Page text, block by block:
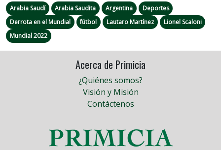
Arabia Saudí Arabia Saudita Argentina
Deportes
Derrota en el Mundial
fútbol Lautaro Martínez
Lionel Scaloni
Mundial 2022
Acerca de Primicia
¿Quiénes somos?
Visión y Misión
Contáctenos